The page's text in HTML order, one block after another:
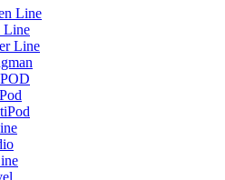
Line
Line
Line